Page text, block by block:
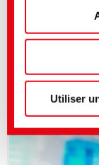
Vous pouvez
dans notre
Utiliser
Produits phares